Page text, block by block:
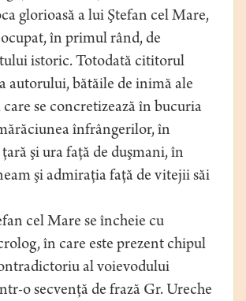
glorioasă a lui Ştefan cel Mare,
în primul rând, de
istoric. Totodată cititorul
autorului, bătăile de inimă ale
se concretizează în bucuria
înfrângerilor, în
ţară şi ura faţă de duşmani, în
şi admiraţia faţă de vitejii săi
cel Mare se încheie cu
în care este prezent chipul
al voievodului
o secvenţă de frază Gr. Ureche